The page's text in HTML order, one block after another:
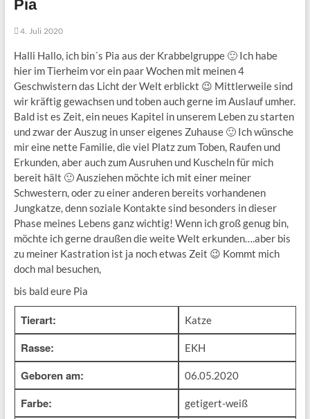
Pia
4. Juli 2020
Halli Hallo, ich bin´s Pia aus der Krabbelgruppe 🙂 Ich habe
hier im Tierheim vor ein paar Wochen mit meinen 4
Geschwistern das Licht der Welt erblickt 😉 Mittlerweile sind
wir kräftig gewachsen und toben auch gerne im Auslauf umher.
Bald ist es Zeit, ein neues Kapitel in unserem Leben zu starten
und zwar der Auszug in unser eigenes Zuhause 🙂 Ich wünsche
mir eine nette Familie, die viel Platz zum Toben, Raufen und
Erkunden, aber auch zum Ausruhen und Kuscheln für mich
bereit hält 🙂 Ausziehen möchte ich mit einer meiner
Schwestern, oder zu einer anderen bereits vorhandenen
Jungkatze, denn soziale Kontakte sind besonders in dieser
Phase meines Lebens ganz wichtig! Wenn ich groß genug bin,
möchte ich gerne draußen die weite Welt erkunden….aber bis
zu meiner Kastration ist ja noch etwas Zeit 😉 Kommt mich
doch mal besuchen,
bis bald eure Pia
Tierart: Katze
Rasse: EKH
Geboren am: 06.05.2020
Farbe: getigert-weiß